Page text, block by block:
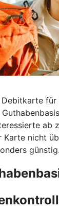
für
ab
Karte nicht
günstig.